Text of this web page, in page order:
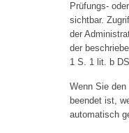
Prüfungs-
sichtbar.
der
der
1 S. 1 lit. b
Wenn Sie
beendet ist,
automatisch